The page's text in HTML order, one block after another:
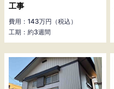
工事
費用：143万円（税込）
工期：約3週間